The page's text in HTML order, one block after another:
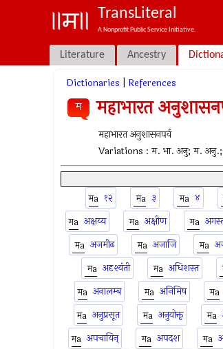
TransLiteral
A Nonprofit Public Service Initiative.
Literature Ancestry
Dictionaries References
म महाभारत
महाभारत अनुशासनपर्व
Variations :म. भा. अनु; म.
१२ ३ ४
अक्षय्य
अक्षीण
अजमीढ
अजाजि
अदृश्यंती
अधिशस्त
अनालम्ब
अनिमिष
अनुप्रसूत
अनुयोक्तृ
अपचायिन्
अपदश